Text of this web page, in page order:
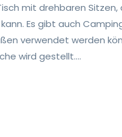
mit drehbaren Sitzen,
Es gibt auch
verwendet werden
wird gestellt....